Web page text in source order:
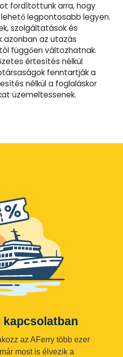
fordítottunk arra, hogy
legpontosabb legyen.
szolgáltatások és
azonban az utazás
függően változhatnak.
értesítés nélkül
fenntartják a
nélkül a foglaláskor
üzemeltessenek.
kapcsolatban
az AFerry több ezer
most is élvezik a